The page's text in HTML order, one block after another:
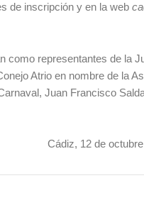
de inscripción y en la web
como representantes de la
Atrio en nombre de la
Juan Francisco
12 de octubre de